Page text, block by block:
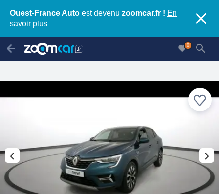
Ouest-France Auto est devenu zoomcar.fr ! En
savoir plus
0